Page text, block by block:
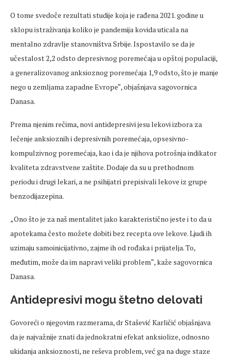
O tome svedoče rezultati studije koja je rađena 2021. godine u
sklopu istraživanja koliko je pandemija kovida uticala na
mentalno zdravlje stanovništva Srbije. Ispostavilo se da je
učestalost 2,2 odsto depresivnog poremećaja u opštoj populaciji,
a generalizovanog anksioznog poremećaja 1,9 odsto, što je manje
nego u zemljama zapadne Evrope“, objašnjava sagovornica
Danasa.
Prema njenim rečima, novi antidepresivi jesu lekovi izbora za
lečenje anksioznih i depresivnih poremećaja, opsesivno-
kompulzivnog poremećaja, kao i da je njihova potrošnja indikator
kvaliteta zdravstvene zaštite. Dodaje da su u prethodnom
periodu i drugi lekari, a ne psihijatri prepisivali lekove iz grupe
benzodijazepina.
„Ono što je za naš mentalitet jako karakteristično jeste i to da u
apotekama često možete dobiti bez recepta ove lekove. Ljudi ih
uzimaju samoinicijativno, zajme ih od rođaka i prijatelja. To,
međutim, može da im napravi veliki problem“, kaže sagovornica
Danasa.
Antidepresivi mogu štetno delovati
Govoreći o njegovim razmerama, dr Stašević Karličić objašnjava
da je najvažnije znati da jednokratni efekat anksiolize, odnosno
ukidanja anksioznosti, ne reševa problem, već ga na duge staze